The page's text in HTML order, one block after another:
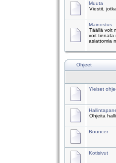
Muuta
Viestit,
Mainostus
Täällä voit
voit tienata
asiattomia
Ohjeet
Yleiset
Ohjeita
Bouncer
Kotisivut